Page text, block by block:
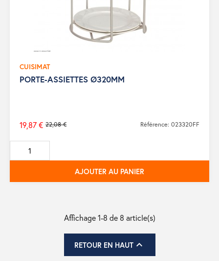
CUISIMAT
PORTE-ASSIETTES Ø320MM
Prix
de
base
22,08 €
19,87 € Référence: 023320FF
AJOUTER AU PANIER
Affichage 1-8 de 8 article(s)
RETOUR EN HAUT